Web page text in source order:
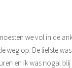
we vol in de
weg op. De liefste
en ik was nogal